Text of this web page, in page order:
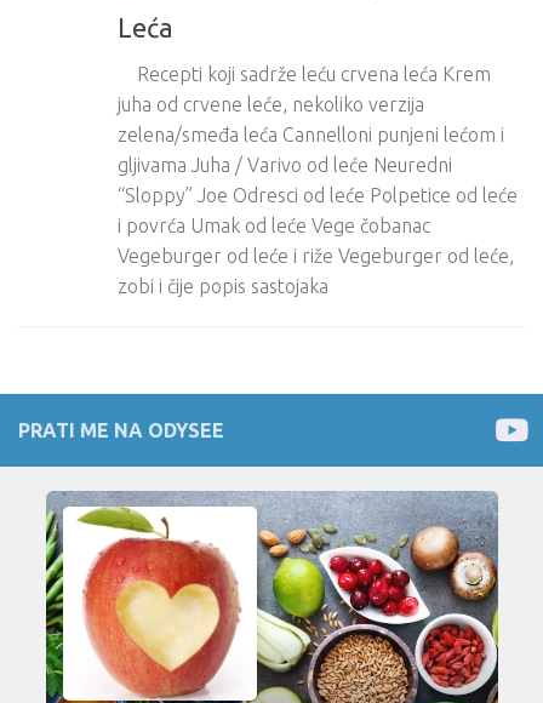
Leća
Recepti koji sadrže leću crvena leća Krem
juha od crvene leće, nekoliko verzija
zelena/smeđa leća Cannelloni punjeni lećom i
gljivama Juha / Varivo od leće Neuredni
“Sloppy” Joe Odresci od leće Polpetice od leće
i povrća Umak od leće Vege čobanac
Vegeburger od leće i riže Vegeburger od leće,
zobi i čije popis sastojaka
PRATI ME NA ODYSEE